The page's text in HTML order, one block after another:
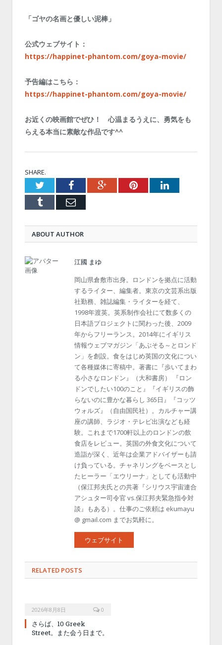
「ゴヤの名画と優しい泥棒」
公式ウェブサイト：
https://happinet-phantom.com/goya-movie/
予告編はこちら：
https://happinet-phantom.com/goya-movie/
お近くの映画館でぜひ！ 心温まるうえに、勇気をも
らえる本当に素敵な作品です^^
SHARE.
TwitterFacebookGoogle+PinterestLinkedIn
Tumblr Email
ABOUT AUTHOR
江國 まゆ
岡山県倉敷市出身。ロンドンを拠点に活動
するライター、編集者。東京の文芸系出版
社勤務、雑誌編集・ライターを経て、
1998年渡英。英系制作会社にて数多くの
日本語プロジェクトに関わった後、2009
年からフリーランス。2014年にイギリス
情報ウェブマガジン「あぶそる～とロンド
ン」を創設。食をはじめ英国の文化につい
て各種媒体に寄稿中。著書に『歩いてまわ
る小さなロンドン』（大和書房） 『ロン
ドンでしたい100のこと』『イギリスの飾
らないのに豊かな暮らし 365日』『コッツ
ウォルズ』（自由国民社）。カルチャー講
座の講師、ラジオ・テレビ出演なども経
験。これまで1700軒以上のロンドンの飲
食店をレビュー。英国の外食文化について
造詣が深く、近年は企業アドバイザーも請
け負っている。チャネリングをベースとし
たヒーラー「エウリーナ」としても活動中
（保江邦夫氏との共著『シリウス宇宙連合
アシュター司令官 vs.保江邦夫緊急指令対
談』もある）。仕事のご依頼は ekumayu
@ gmail.com までお気軽に。
ウェブサイト
RELATED POSTS
2026年8月8日 0
さらば、10 Greek
Street。また会う日まで。